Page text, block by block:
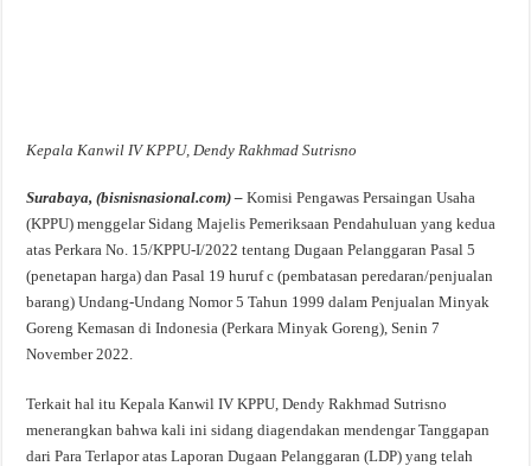
Kepala Kanwil IV KPPU, Dendy Rakhmad Sutrisno
Surabaya, (bisnisnasional.com) – Komisi Pengawas Persaingan Usaha
(KPPU) menggelar Sidang Majelis Pemeriksaan Pendahuluan yang kedua
atas Perkara No. 15/KPPU-I/2022 tentang Dugaan Pelanggaran Pasal 5
(penetapan harga) dan Pasal 19 huruf c (pembatasan peredaran/penjualan
barang) Undang-Undang Nomor 5 Tahun 1999 dalam Penjualan Minyak
Goreng Kemasan di Indonesia (Perkara Minyak Goreng), Senin 7
November 2022.
Terkait hal itu Kepala Kanwil IV KPPU, Dendy Rakhmad Sutrisno
menerangkan bahwa kali ini sidang diagendakan mendengar Tanggapan
dari Para Terlapor atas Laporan Dugaan Pelanggaran (LDP) yang telah